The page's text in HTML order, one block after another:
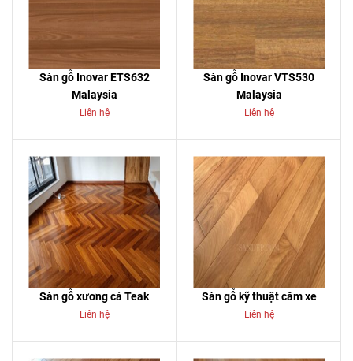
Sàn gỗ Inovar ETS632
Malaysia
Liên hệ
Sàn gỗ Inovar VTS530
Malaysia
Liên hệ
Sàn gỗ xương cá Teak
Liên hệ
Sàn gỗ kỹ thuật căm xe
Liên hệ